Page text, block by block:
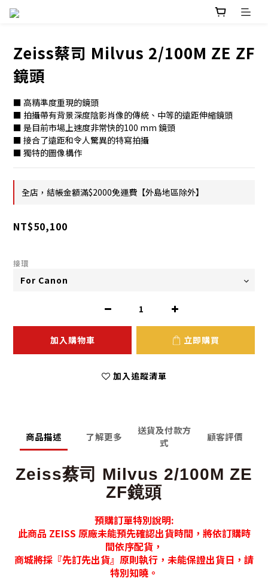
Zeiss蔡司 Milvus 2/100M ZE ZF
鏡頭
■ 高精準度重現的鏡頭
■ 拍攝帶有背景深度陰影肖像的傳統、中等的遠距伸縮鏡頭
■ 是目前市場上速度非常快的100 mm 鏡頭
■ 接合了遠距和令人驚異的特寫拍攝
■ 獨特的圖像構作
全店，結帳金額滿$2000免運費【外島地區除外】
NT$50,100
接環
加入購物車 立即購買
加入追蹤清單
商品描述 了解更多
送貨及付款方
式
顧客評價
Zeiss蔡司 Milvus 2/100M ZE
ZF鏡頭
預購訂單特別說明:
此商品 ZEISS 原廠未能預先確認出貨時間，將依訂購時
間依序配貨，
商城將採『先訂先出貨』原則執行，未能保證出貨日，請
特別知曉。